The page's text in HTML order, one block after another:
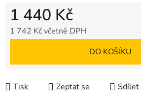
1 440 Kč
1 742 Kč včetně DPH
DO KOŠÍKU
Tisk Zeptat se Sdílet